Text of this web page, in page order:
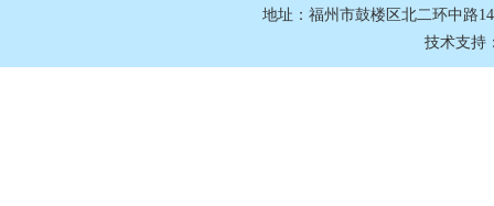
地址：福州市鼓楼区北二环中路
技术支持